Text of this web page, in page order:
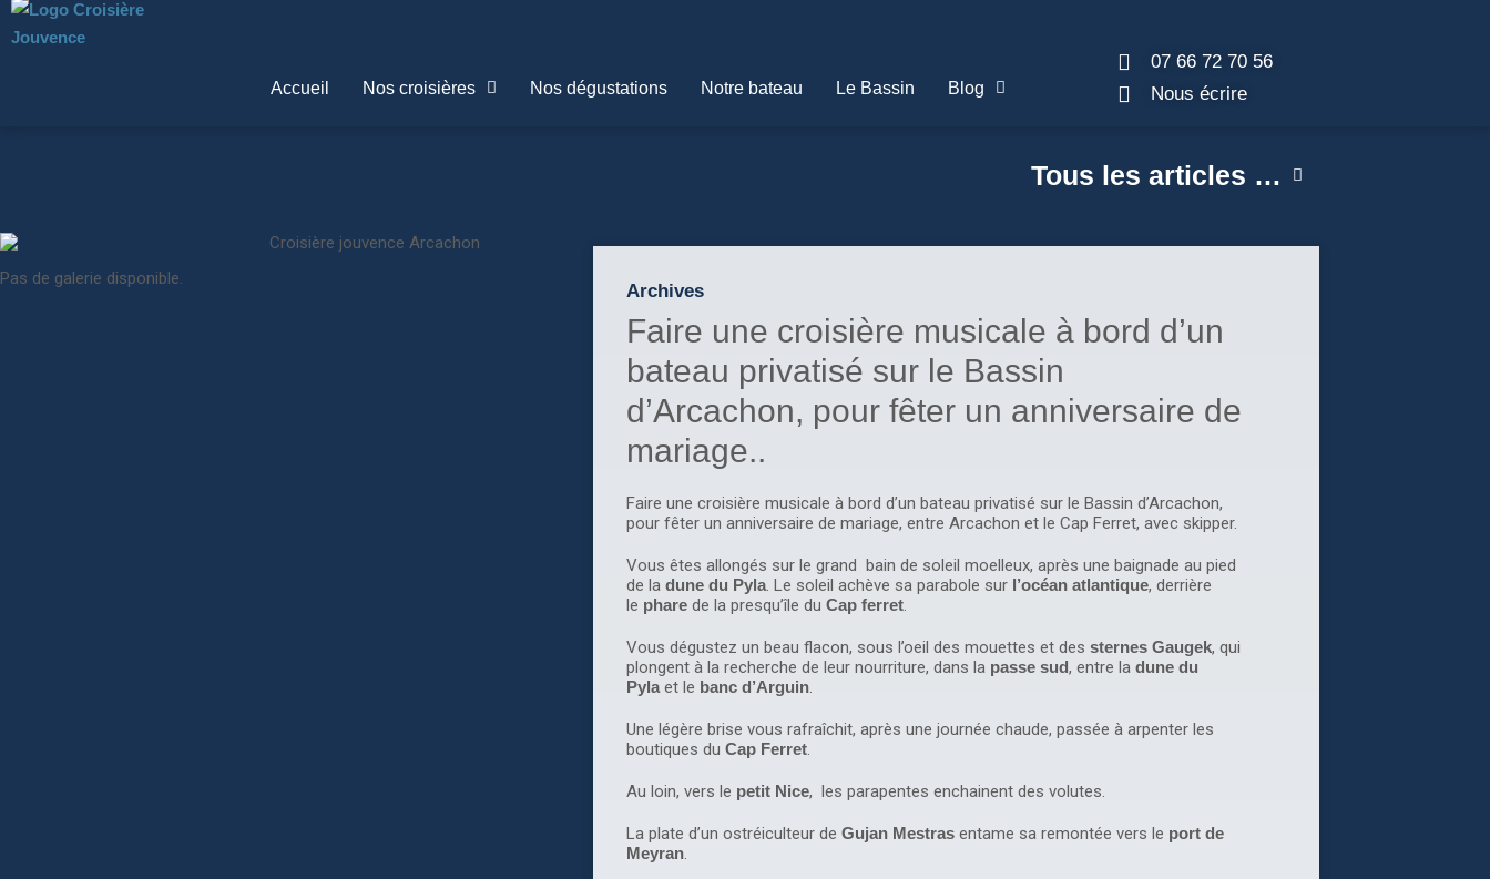
Accueil Nos croisières Nos dégustations Notre bateau Le Bassin Blog
07 66 72 70 56
Nous écrire
Pas de galerie disponible.
Tous les articles …
Archives
Faire une croisière musicale à bord d’un
bateau privatisé sur le Bassin
d’Arcachon, pour fêter un anniversaire de
mariage..
Faire une croisière musicale à bord d’un bateau privatisé sur le Bassin d’Arcachon,
pour fêter un anniversaire de mariage, entre Arcachon et le Cap Ferret, avec skipper.
Vous êtes allongés sur le grand bain de soleil moelleux, après une baignade au pied
de la dune du Pyla. Le soleil achève sa parabole sur l’océan atlantique, derrière
le pharede la presqu’île du Cap ferret.
Vous dégustez un beau flacon, sous l’oeil des mouettes et des sternes Gaugek, qui
plongent à la recherche de leur nourriture, dans la passe sud, entre la dune du
Pylaet le banc d’Arguin.
Une légère brise vous rafraîchit, après une journée chaude, passée à arpenter les
boutiques du Cap Ferret.
Au loin, vers le petit Nice, les parapentes enchainent des volutes.
La plate d’un ostréiculteur de Gujan Mestrasentame sa remontée vers le port de
Meyran.